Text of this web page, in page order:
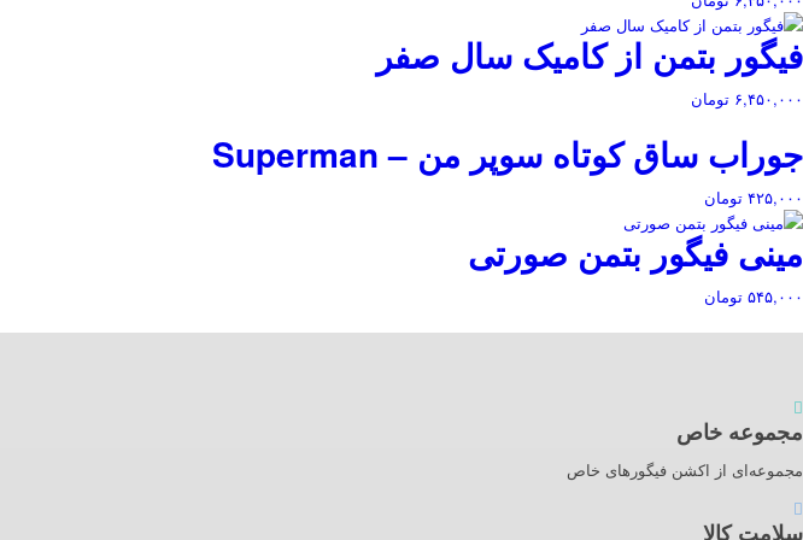
فیگور بتمن از کامیک سال صفر
۶,۴۵۰,۰۰۰ تومان
جوراب ساق کوتاه سوپر من – Superman
۴۲۵,۰۰۰ تومان
مینی فیگور بتمن صورتی
۵۴۵,۰۰۰ تومان
مجموعه خاص
مجموعه‌ای از اکشن فیگورهای خاص
سلامت کالا